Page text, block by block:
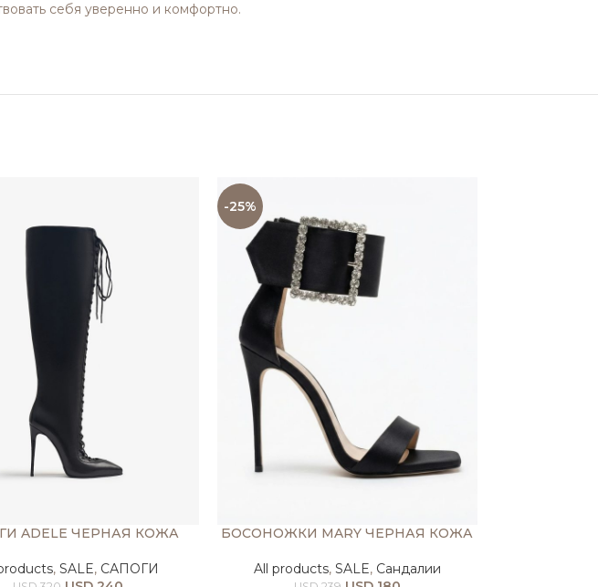
себя уверенно и комфортно.
ADELE ЧЕРНАЯ КОЖА
, SALE, САПОГИ
-25%
БОСОНОЖКИ MARY ЧЕРНАЯ КОЖА
All products, SALE, Сандалии